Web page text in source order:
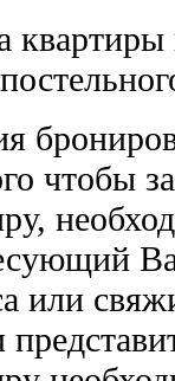
квартиры
чтобы
или